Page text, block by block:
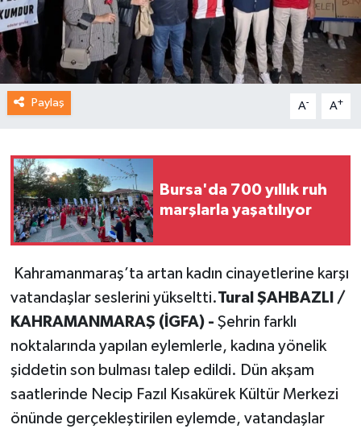
Paylaş A- A+
Bursa'da 700 yıllık ruh
marşlarla yaşatılıyor
Kahramanmaraş’ta artan kadın cinayetlerine karşı
vatandaşlar seslerini yükseltti.Tural ŞAHBAZLI /
KAHRAMANMARAŞ (İGFA) - Şehrin farklı
noktalarında yapılan eylemlerle, kadına yönelik
şiddetin son bulması talep edildi. Dün akşam
saatlerinde Necip Fazıl Kısakürek Kültür Merkezi
önünde gerçekleştirilen eylemde, vatandaşlar